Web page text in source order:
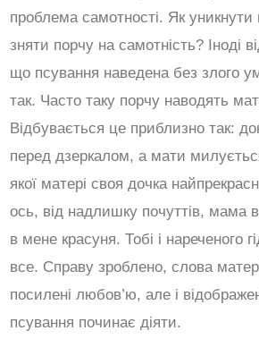
проблема самотності. Як
зняти порчу на самотність? Іноді
що псування наведена без злого
так. Часто таку порчу наводять
Відбувається це приблизно так:
перед дзеркалом, а мати
якої матері своя дочка
ось, від надлишку почуттів, мама
в мене красуня. Тобі і нареченого
все. Справу зроблено, слова
посилені любов’ю, але і
псування починає діяти.